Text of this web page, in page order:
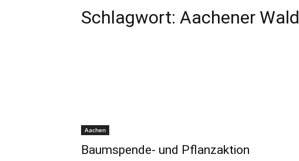
Schlagwort: Aachener Wald
Aachen
Baumspende- und Pflanzaktion